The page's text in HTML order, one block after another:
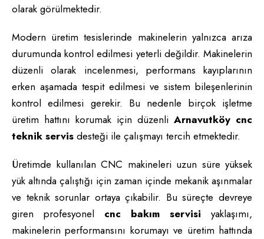
olarak görülmektedir.
Modern üretim tesislerinde makinelerin yalnızca arıza
durumunda kontrol edilmesi yeterli değildir. Makinelerin
düzenli olarak incelenmesi, performans kayıplarının
erken aşamada tespit edilmesi ve sistem bileşenlerinin
kontrol edilmesi gerekir. Bu nedenle birçok işletme
üretim hattını korumak için düzenli Arnavutköy cnc
teknik servis desteği ile çalışmayı tercih etmektedir.
Üretimde kullanılan CNC makineleri uzun süre yüksek
yük altında çalıştığı için zaman içinde mekanik aşınmalar
ve teknik sorunlar ortaya çıkabilir. Bu süreçte devreye
giren profesyonel cnc bakım servisi yaklaşımı,
makinelerin performansını korumayı ve üretim hattında